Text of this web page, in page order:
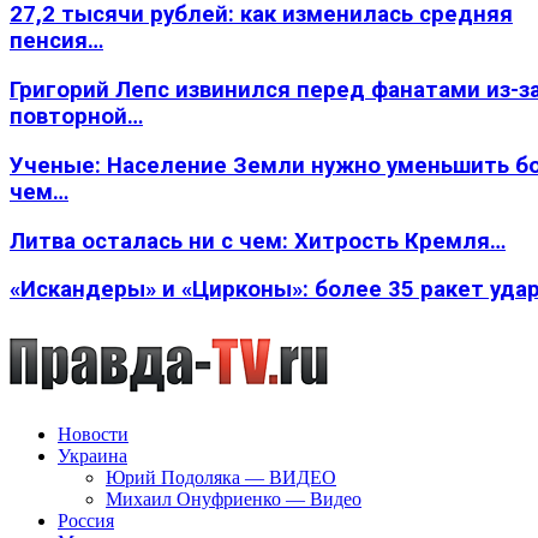
27,2 тысячи рублей: как изменилась средняя
пенсия…
Григорий Лепс извинился перед фанатами из-
повторной…
Ученые: Население Земли нужно уменьшить
чем…
Литва осталась ни с чем: Хитрость Кремля…
«Искандеры» и «Цирконы»: более 35 ракет
Новости
Украина
Юрий Подоляка — ВИДЕО
Михаил Онуфриенко — Видео
Россия